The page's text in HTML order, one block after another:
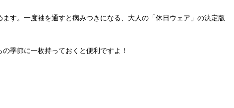
す。一度袖を通すと病みつきになる、大人の「休日ウェア」の決定版
季節に一枚持っておくと便利ですよ！